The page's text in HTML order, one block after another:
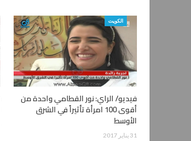
الكويت
فيديو/ الراي: نور القطامي واحدة من
أقوى 100 امرأة تأثيراً في الشرق
الأوسط
31 يناير 2017